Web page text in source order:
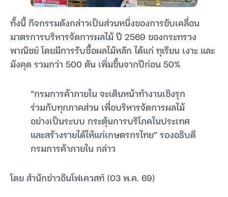
ทั้งนี้ กิจกรรมดังกล่าวเป็นส่วนหนึ่งของการขับเคลื่อน
มาตรการบริหารจัดการผลไม้ ปี 2569 ของกระทรวง
พาณิชย์ โดยมีการรับซื้อผลไม้หลัก ได้แก่ ทุเรียน เงาะ และ
มังคุด รวมกว่า 500 ตัน เพิ่มขึ้นจากปีก่อน 50%
“กรมการค้าภายใน จะเดินหน้าทำงานเชิงรุก
ร่วมกับทุกภาคส่วน เพื่อบริหารจัดการผลไม้
อย่างเป็นระบบ กระตุ้นการบริโภคในประเทศ
และสร้างรายได้ให้แก่เกษตรกรไทย” รองอธิบดี
กรมการค้าภายใน กล่าว
โดย สำนักข่าวอินโฟเควสท์ (03 พ.ค. 69)